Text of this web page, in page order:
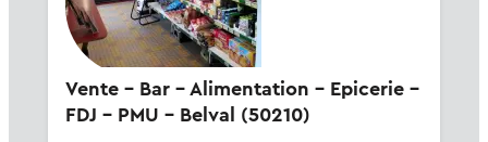
Vente - Bar - Alimentation - Epicerie -
FDJ - PMU - Belval (50210)